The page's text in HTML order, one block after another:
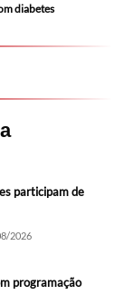
diabetes
participam de
2026
programação